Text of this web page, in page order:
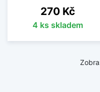
Cena
270 Kč
4 ks skladem